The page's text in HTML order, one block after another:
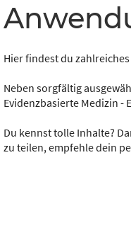
Hier findest du
Neben sorgfältig
Evidenzbasierte Medizin -
Du kennst tolle Inhalte?
zu teilen, empfehle dein